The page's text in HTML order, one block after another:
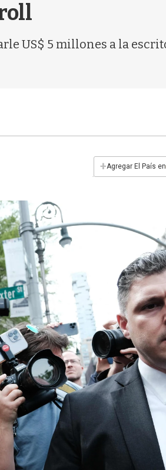
US$ 5 millones a la
+Agregar El País en